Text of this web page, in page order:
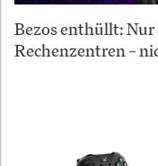
Bezos enthüllt:
Rechenzentren –